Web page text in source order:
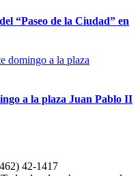
“Paseo de la Ciudad” en
a la plaza Juan Pablo II
42-1417